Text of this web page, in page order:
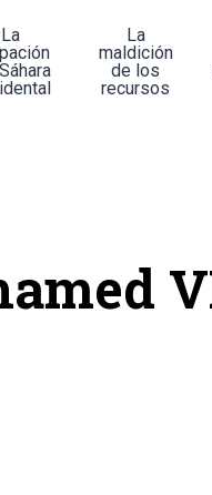
La
La
maldición
de los
recursos